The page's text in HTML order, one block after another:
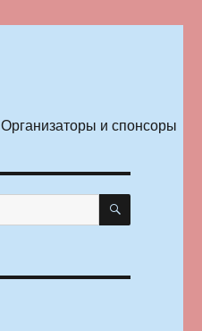
Организаторы и спонсоры
ПОИСК